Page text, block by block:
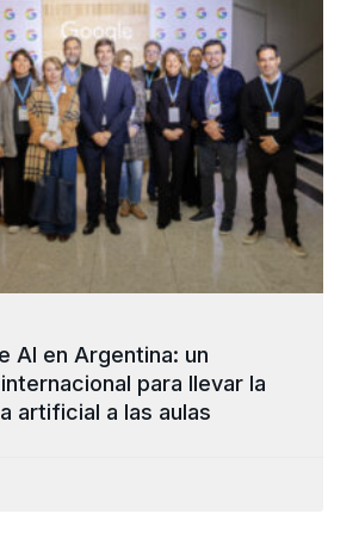
AI en Argentina: un
para llevar la
artificial a las aulas